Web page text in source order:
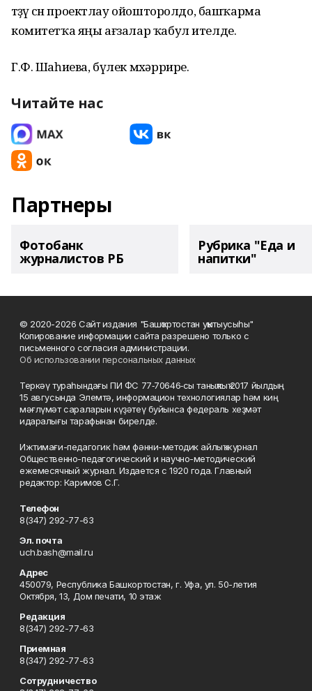
төҙөү өсөн проектлау ойошторолдо, башҡарма
комитетҡа яңы ағзалар ҡабул ителде.
Г.Ф. Шаһиева, бүлек мөхәррире.
Читайте нас
Партнеры
Фотобанк
журналистов РБ
Рубрика "Еда и
напитки"
© 2020-2026 Сайт издания "Башҡортостан уҡытыусыһы"
Копирование информации сайта разрешено только с
письменного согласия администрации.
Об использовании персональных данных
Теркәү тураһындағы ПИ ФС 77‑70646‑сы таныҡлыҡ 2017 йылдың
15 авгусында Элемтә, информацион технологиялар һәм киң
мәғлүмәт сараларын күҙәтеү буйынса федераль хеҙмәт
идаралығы тарафынан бирелде.
Ижтимағи-педагогик һәм фәнни-методик айлыҡ журнал
Общественно-педагогический и научно-методический
ежемесячный журнал. Издается с 1920 года. Главный
редактор: Каримов С.Г.
Телефон
8(347) 292-77-63
Эл. почта
uch.bash@mail.ru
Адрес
450079, Республика Башкортостан, г. Уфа, ул. 50-летия
Октября, 13, Дом печати, 10 этаж
Редакция
8(347) 292-77-63
Приемная
8(347) 292-77-63
Сотрудничество